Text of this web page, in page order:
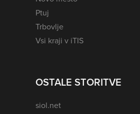
Ptuj
Trbovlje
Vsi kraji v iTIS
OSTALE STORITVE
siol.net